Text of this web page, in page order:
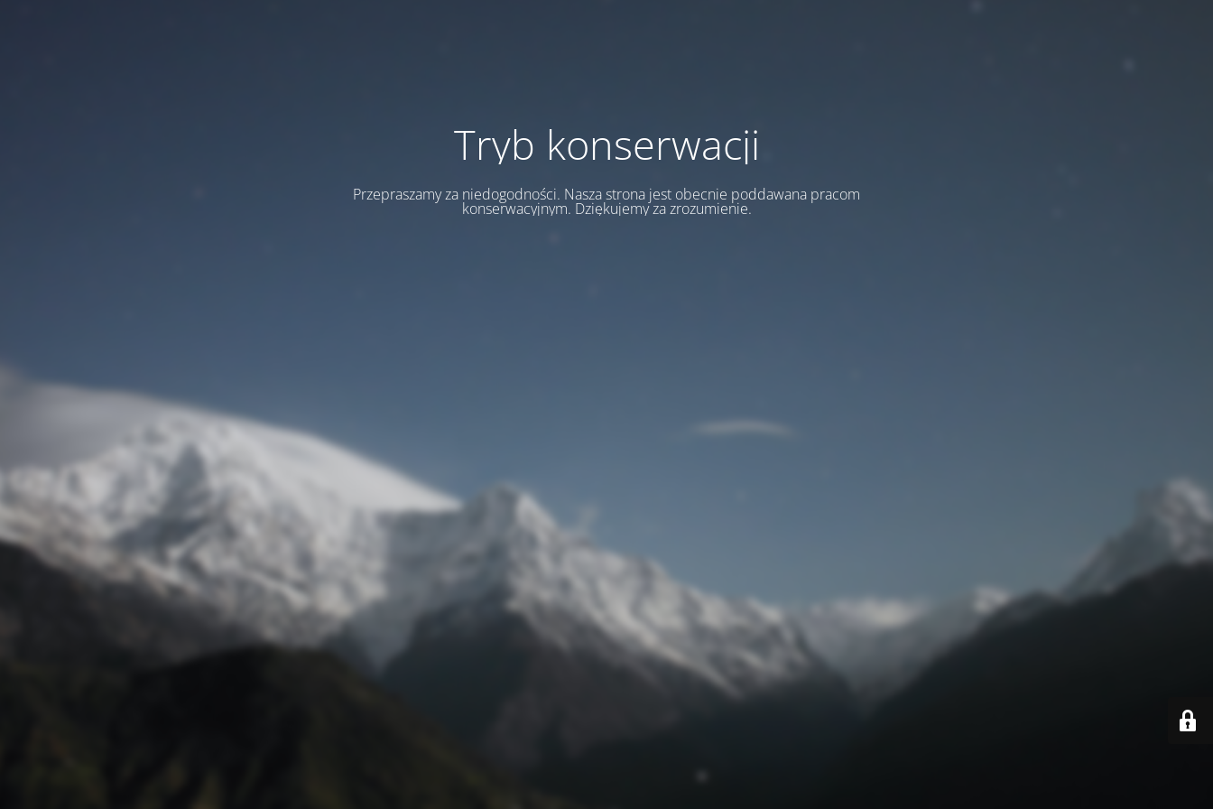
Tryb konserwacji
Przepraszamy za niedogodności. Nasza strona jest obecnie poddawana pracom
konserwacyjnym. Dziękujemy za zrozumienie.